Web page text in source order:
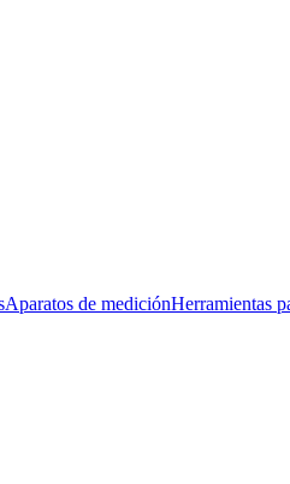
Aparatos de mediciónHerramientas